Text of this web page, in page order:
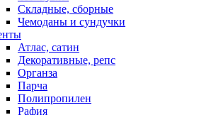
Складные, сборные
Чемоданы и сундучки
Атлас, сатин
Декоративные, репс
Органза
Парча
Полипропилен
Рафия